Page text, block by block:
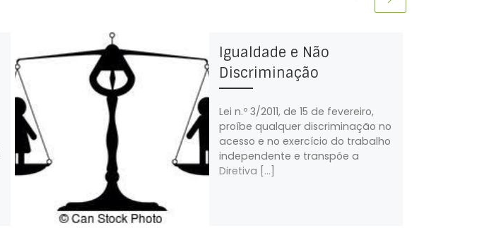
Igualdade e Não
Discriminação
Lei n.º 3/2011, de 15 de fevereiro,
proíbe qualquer discriminação no
acesso e no exercício do trabalho
independente e transpõe a
Diretiva […]